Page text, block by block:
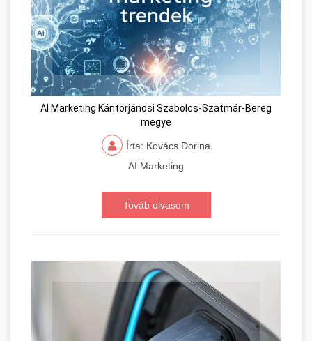
AI Marketing Kántorjánosi Szabolcs-Szatmár-Bereg
megye
Írta: Kovács Dorina
AI Marketing
Továb olvasom